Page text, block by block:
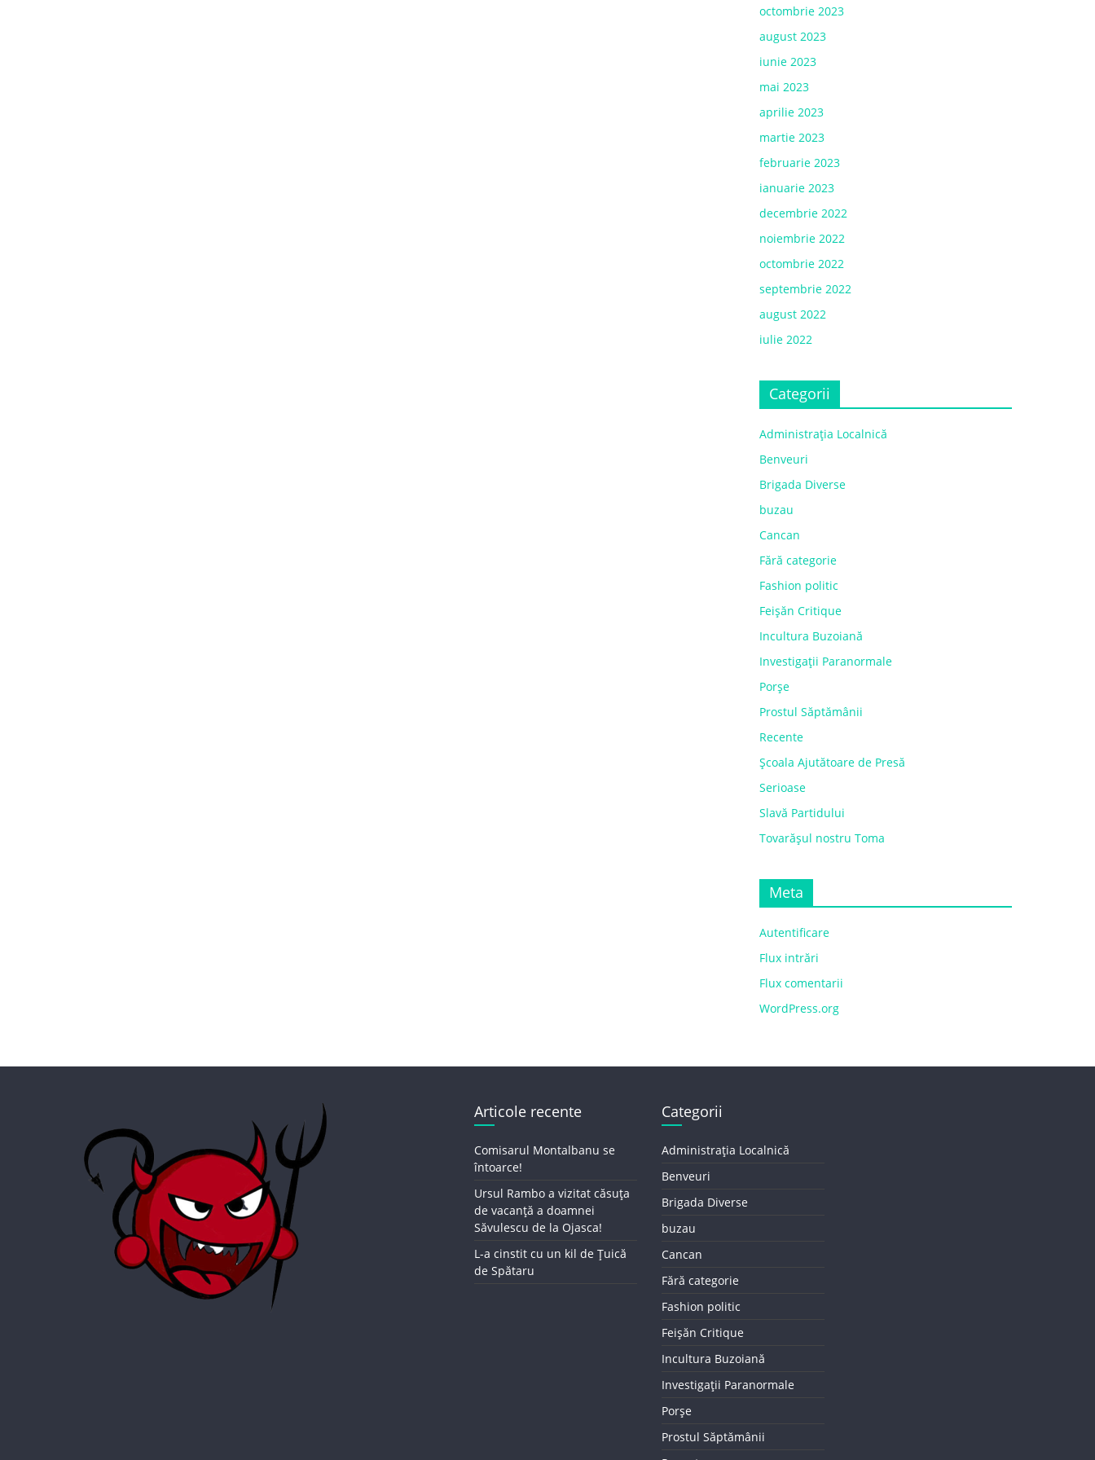
octombrie 2023
august 2023
iunie 2023
mai 2023
aprilie 2023
martie 2023
februarie 2023
ianuarie 2023
decembrie 2022
noiembrie 2022
octombrie 2022
septembrie 2022
august 2022
iulie 2022
Categorii
Administrația Localnică
Benveuri
Brigada Diverse
buzau
Cancan
Fără categorie
Fashion politic
Feișăn Critique
Incultura Buzoiană
Investigații Paranormale
Porșe
Prostul Săptămânii
Recente
Școala Ajutătoare de Presă
Serioase
Slavă Partidului
Tovarășul nostru Toma
Meta
Autentificare
Flux intrări
Flux comentarii
WordPress.org
Articole recente
Comisarul Montalbanu se
întoarce!
Ursul Rambo a vizitat căsuța
de vacanță a doamnei
Săvulescu de la Ojasca!
L-a cinstit cu un kil de Țuică
de Spătaru
Categorii
Administrația Localnică
Benveuri
Brigada Diverse
buzau
Cancan
Fără categorie
Fashion politic
Feișăn Critique
Incultura Buzoiană
Investigații Paranormale
Porșe
Prostul Săptămânii